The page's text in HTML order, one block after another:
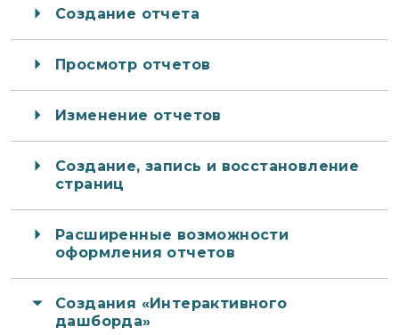
Создание отчета
Просмотр отчетов
Изменение отчетов
Создание, запись и восстановление
страниц
Расширенные возможности
оформления отчетов
Создания «Интерактивного
дашборда»